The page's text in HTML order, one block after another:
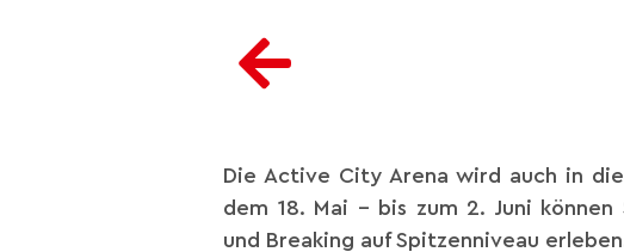
Die Active City Arena wird auch in
dem 18. Mai – bis zum 2. Juni
und Breaking auf Spitzenniveau